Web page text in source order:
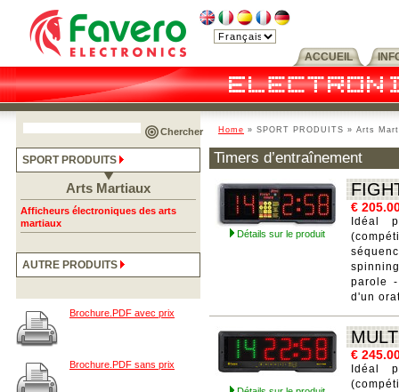
ACCUEIL
Home » SPORT PRODUITS » Arts
Timers d’entraînement
Détails sur le produit
€
Idéal
parole
d'un
€
Idéal
Chercher
SPORT PRODUITS
Arts Martiaux
Afficheurs électroniques des arts
martiaux
AUTRE PRODUITS
Brochure.PDF avec prix
Brochure.PDF sans prix